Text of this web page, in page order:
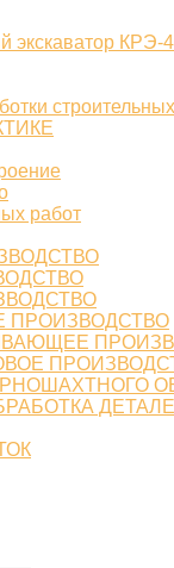
экскаватор КРЭ-
работ
ПРОИЗВОДСТВО